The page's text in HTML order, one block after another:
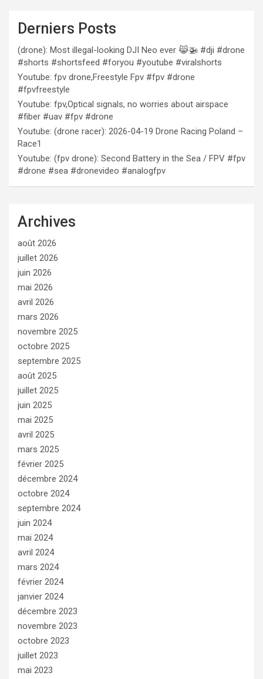
Derniers Posts
(drone): Most illegal-looking DJI Neo ever 😹🚁 #dji #drone
#shorts #shortsfeed #foryou #youtube #viralshorts
Youtube: fpv drone,Freestyle Fpv #fpv #drone
#fpvfreestyle
Youtube: fpv,Optical signals, no worries about airspace
#fiber #uav #fpv #drone
Youtube: (drone racer): 2026-04-19 Drone Racing Poland –
Race1
Youtube: (fpv drone): Second Battery in the Sea / FPV #fpv
#drone #sea #dronevideo #analogfpv
Archives
août 2026
juillet 2026
juin 2026
mai 2026
avril 2026
mars 2026
novembre 2025
octobre 2025
septembre 2025
août 2025
juillet 2025
juin 2025
mai 2025
avril 2025
mars 2025
février 2025
décembre 2024
octobre 2024
septembre 2024
juin 2024
mai 2024
avril 2024
mars 2024
février 2024
janvier 2024
décembre 2023
novembre 2023
octobre 2023
juillet 2023
mai 2023